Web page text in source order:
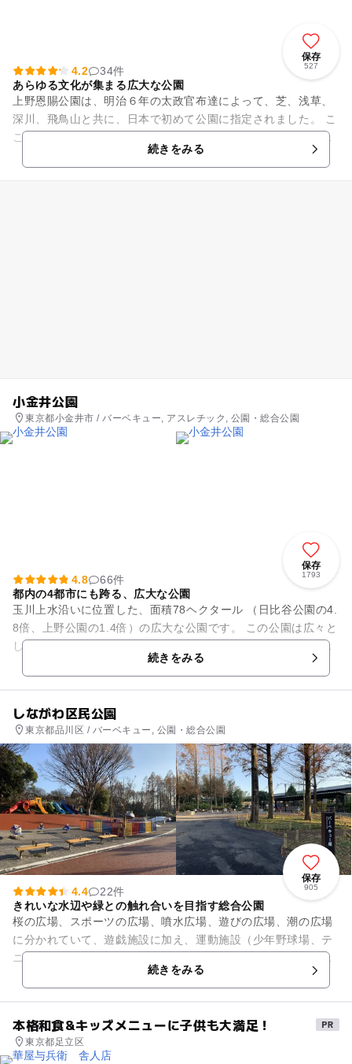
保存
527
4.2
34件
あらゆる文化が集まる広大な公園
上野恩賜公園は、明治６年の太政官布達によって、芝、浅草、
深川、飛鳥山と共に、日本で初めて公園に指定されました。 こ
こは、江戸時代、東叡山寛永寺の境内地で、明治維新後官有地
続きをみる
小金井公園
東京都小金井市 / バーベキュー, アスレチック, 公園・総合公園
保存
1793
4.8
66件
都内の4都市にも跨る、広大な公園
玉川上水沿いに位置した、面積78ヘクタール （日比谷公園の4.
8倍、上野公園の1.4倍）の広大な公園です。 この公園は広々と
した草地、それを取り巻く雑木林、桜の園、子どもの広場、弓
続きをみる
しながわ区民公園
東京都品川区 / バーベキュー, 公園・総合公園
保存
905
4.4
22件
きれいな水辺や緑との触れ合いを目指す総合公園
桜の広場、スポーツの広場、噴水広場、遊びの広場、潮の広場
に分かれていて、遊戯施設に加え、運動施設（少年野球場、テ
ニスコート、プール）や、デイキャンプ場、クジラの噴水、流
れ、および海水を利用した1...続きをみる
本格和食&キッズメニューに子供も大満足！
東京都足立区